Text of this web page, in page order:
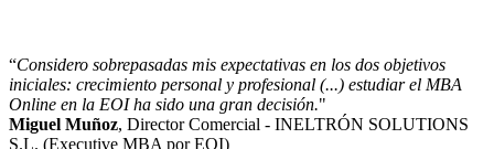
“Considero sobrepasadas mis expectativas en los dos objetivos
iniciales: crecimiento personal y profesional (...) estudiar el MBA
Online en la EOI ha sido una gran decisión."
Miguel Muñoz, Director Comercial - INELTRÓN SOLUTIONS
S.L. (Executive MBA por EOI)